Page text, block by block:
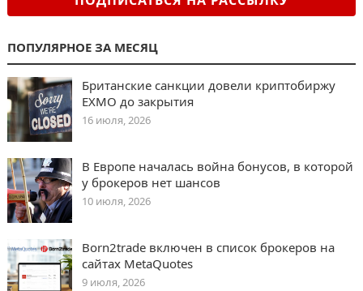
ПОПУЛЯРНОЕ ЗА МЕСЯЦ
Британские санкции довели криптобиржу
EXMO до закрытия
16 июля, 2026
В Европе началась война бонусов, в которой
у брокеров нет шансов
10 июля, 2026
Born2trade включен в список брокеров на
сайтах MetaQuotes
9 июля, 2026